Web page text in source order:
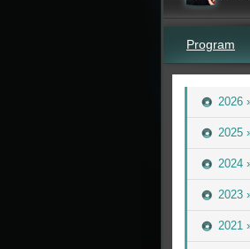
Program
2026
2025
2024
2023
2021